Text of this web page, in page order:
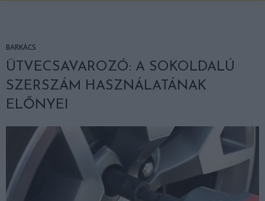
BARKÁCS
ÜTVECSAVAROZÓ: A SOKOLDALÚ
SZERSZÁM HASZNÁLATÁNAK
ELŐNYEI